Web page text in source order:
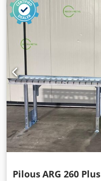
PilousARG 260 Plus